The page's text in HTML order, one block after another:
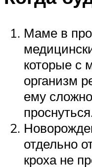
Маме в
которые с
организм
ему
отдельно
кроха не